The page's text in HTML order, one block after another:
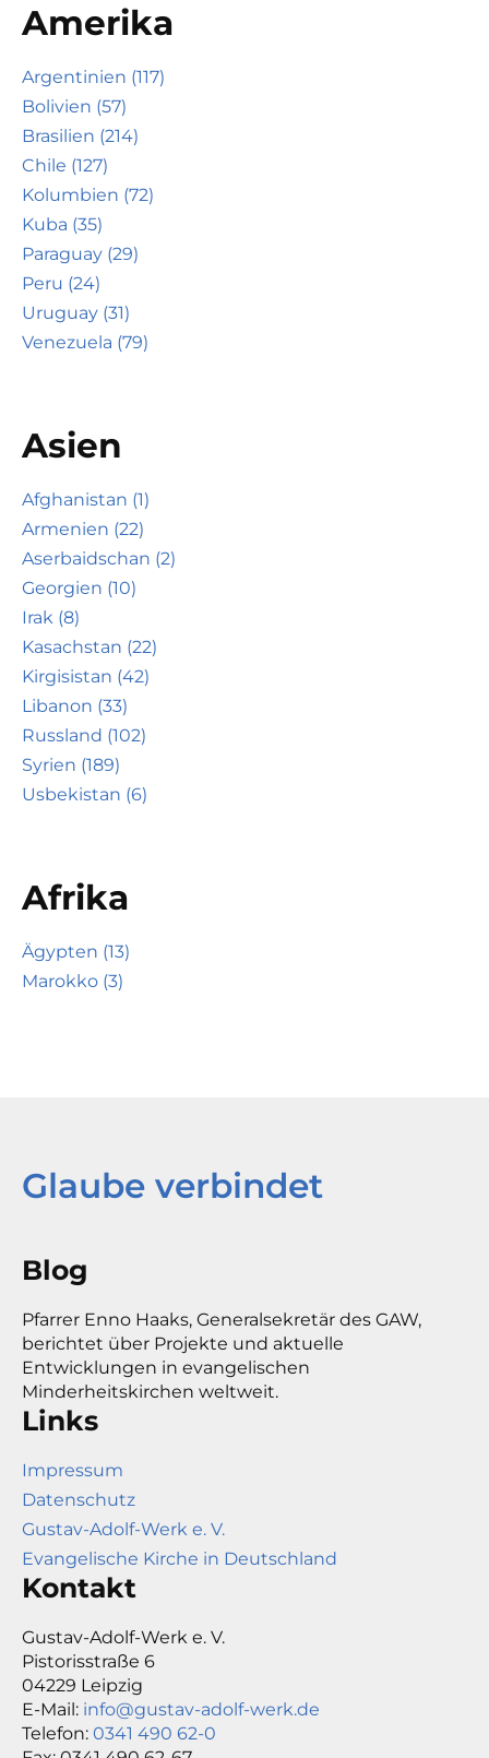
Amerika
Argentinien (117)
Bolivien (57)
Brasilien (214)
Chile (127)
Kolumbien (72)
Kuba (35)
Paraguay (29)
Peru (24)
Uruguay (31)
Venezuela (79)
Asien
Afghanistan (1)
Armenien (22)
Aserbaidschan (2)
Georgien (10)
Irak (8)
Kasachstan (22)
Kirgisistan (42)
Libanon (33)
Russland (102)
Syrien (189)
Usbekistan (6)
Afrika
Ägypten (13)
Marokko (3)
Glaube verbindet
Blog
Pfarrer Enno Haaks, Generalsekretär des GAW,
berichtet über Projekte und aktuelle
Entwicklungen in evangelischen
Minderheitskirchen weltweit.
Links
Impressum
Datenschutz
Gustav-Adolf-Werk e. V.
Evangelische Kirche in Deutschland
Kontakt
Gustav-Adolf-Werk e. V.
Pistorisstraße 6
04229 Leipzig
E-Mail: info@gustav-adolf-werk.de
Telefon: 0341 490 62-0